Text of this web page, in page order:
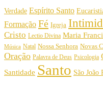
Verdade Espírito Santo
Formação Fé Igreja
Cristo Lectio Divina Maria
Música Natal Nossa Senhora Novas
Oração Palavra de Deus Psicologia
Santidade Santo São João